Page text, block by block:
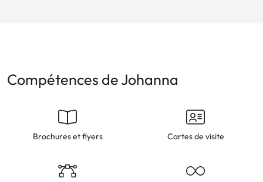
Compétences de Johanna
Brochures et flyers Cartes de visite